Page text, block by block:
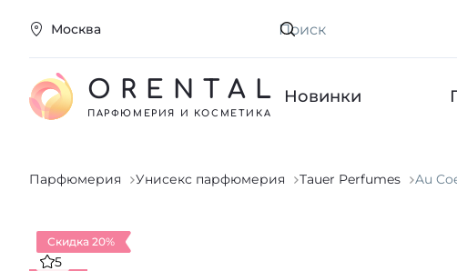
Москва Искать
ORENTAL
ПАРФЮМЕРИЯ И КОСМЕТИКА
Новинки
Парфюмерия Унисекс парфюмерия Tauer Perfumes Au
Скидка 20%
5